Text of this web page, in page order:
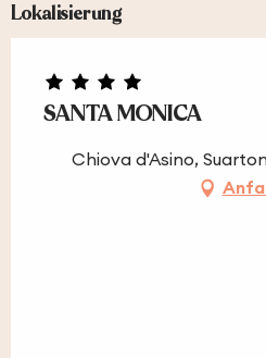
Lokalisierung
SANTA MONICA
Chiova d'Asino,